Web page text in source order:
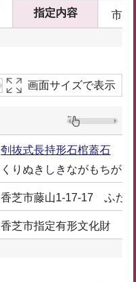
指定内容 市指
画面サイズで表示
刳抜式長持形石棺蓋石
くりぬきしきながもちが
香芝市藤山1-17-17 ふた
香芝市指定有形文化財